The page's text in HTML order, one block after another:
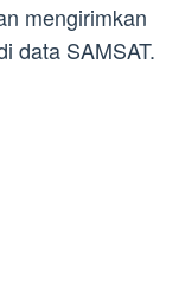
mengirimkan
data SAMSAT.